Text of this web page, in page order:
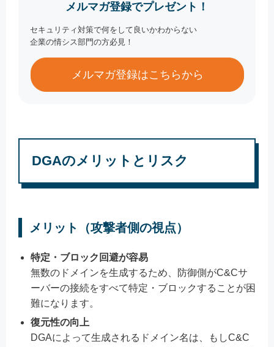
メルマガ登録でプレゼント！
セキュリティ対策で何をして良いかわからない
企業の情シス部門の方必見！
メルマガ登録はこちらから
DGAのメリットとリスク
メリット（攻撃者側の視点）
特定・ブロック回避が容易
無数のドメインを生成するため、防御側がC&Cサ
ーバーの接続をすべて特定・ブロックすることが困
難になります。
復元性の向上
DGAによって生成されるドメイン名は、もしC&C